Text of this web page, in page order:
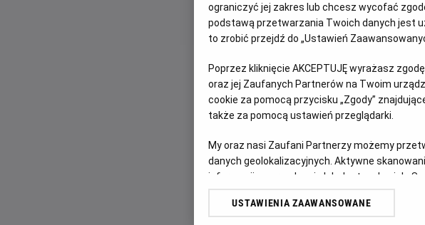
FILM POLSKI
OPIS
Franciszek
jego
przyczyną jest
przez nich
ograniczyć jej zakres lub chcesz wycofać
podstawą przetwarzania Twoich danych jest
to zrobić przejdź do „Ustawień
Poprzez kliknięcie AKCEPTUJĘ wyrażasz
oraz jej Zaufanych Partnerów na Twoim
cookie za pomocą przycisku „Zgody”
także za pomocą ustawień przeglądarki.
My oraz nasi Zaufani Partnerzy możemy
danych geolokalizacyjnych. Aktywne
informacji na urządzeniu lub dostęp do nich.
odbiorców i ulepszanie usług.
Lista Zaufanych Partnerów
USTAWIENIA ZAAWANSOWANE